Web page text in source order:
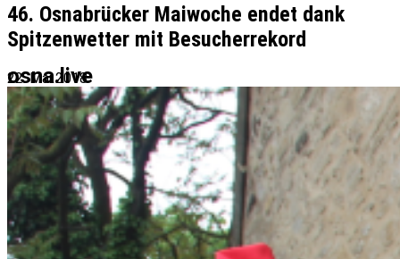
osna.live
46. Osnabrücker Maiwoche endet dank
Spitzenwetter mit Besucherrekord
22. Mai 2018